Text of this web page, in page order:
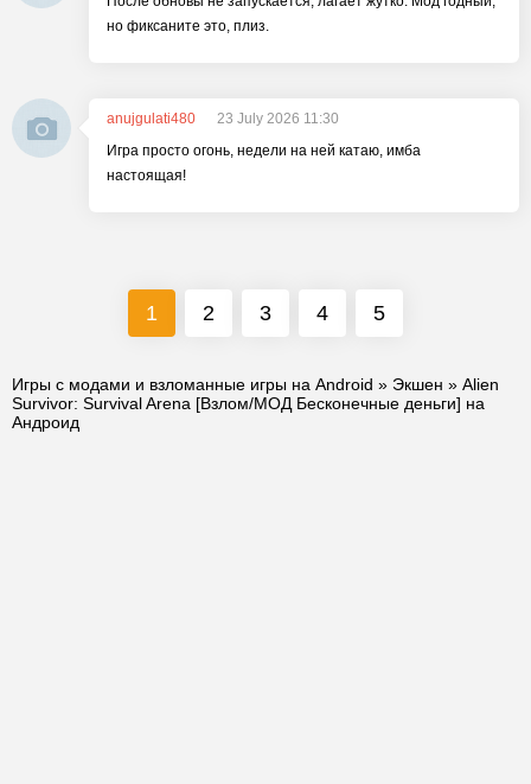
но фиксаните это, плиз.
anujgulati480
23 July 2026 11:30
Игра просто огонь, недели на ней катаю, имба
настоящая!
1 2 3 4 5
Игры с модами и взломанные игры на Android » Экшен » Alien
Survivor: Survival Arena [Взлом/МОД Бесконечные деньги] на
Андроид